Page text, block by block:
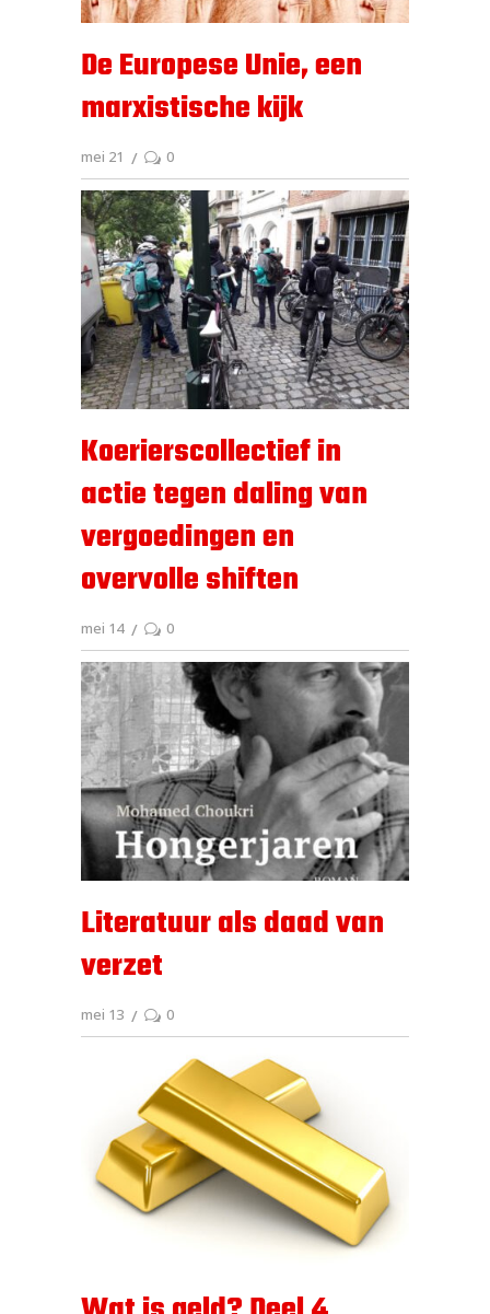
De Europese Unie, een
marxistische kijk
mei 21 0
Koerierscollectief in
actie tegen daling van
vergoedingen en
overvolle shiften
mei 14 0
Literatuur als daad van
verzet
mei 13 0